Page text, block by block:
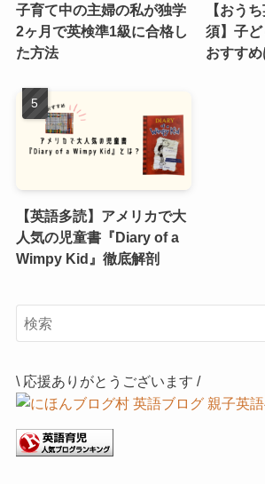
子育て中の主婦の私が独学
2ヶ月で英検準1級に合格し
た方法
【おう
須】子
おすすめ
【英語多読】アメリカで大
人気の児童書『Diary of a
Wimpy Kid』徹底解剖
\ 応援ありがとうございます /